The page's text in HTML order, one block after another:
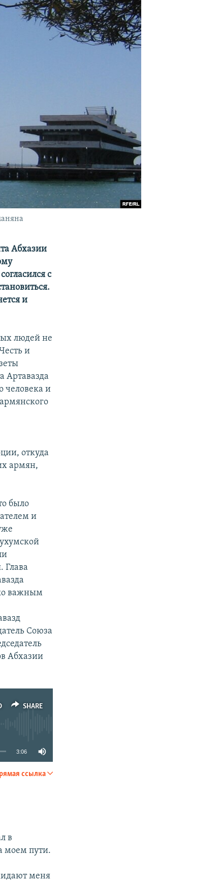
Абхазии
с
и
людей не
и
Артавазда
человека и
откуда
армян,
было
и
Глава
важным
Союза
Абхазии
SHARE
3:06
ссылка
в
моем пути.
меня